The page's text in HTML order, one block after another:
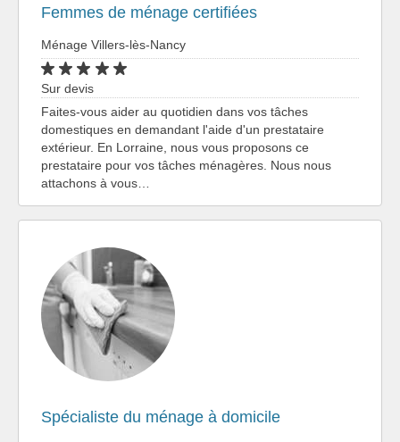
Femmes de ménage certifiées
Ménage Villers-lès-Nancy
Sur devis
Faites-vous aider au quotidien dans vos tâches
domestiques en demandant l'aide d'un prestataire
extérieur. En Lorraine, nous vous proposons ce
prestataire pour vos tâches ménagères. Nous nous
attachons à vous…
Spécialiste du ménage à domicile